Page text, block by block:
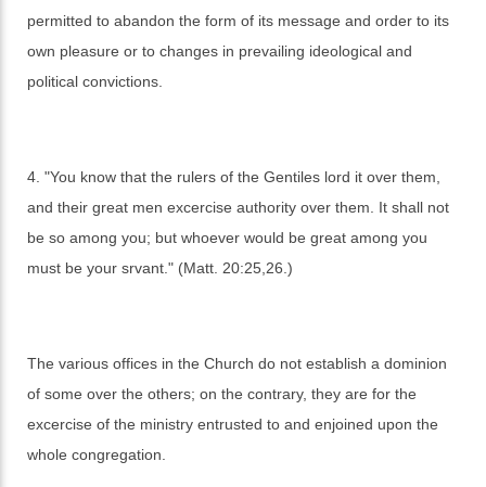
permitted to abandon the form of its message and order to its
own pleasure or to changes in prevailing ideological and
political convictions.
4. "You know that the rulers of the Gentiles lord it over them,
and their great men excercise authority over them. It shall not
be so among you; but whoever would be great among you
must be your srvant." (Matt. 20:25,26.)
The various offices in the Church do not establish a dominion
of some over the others; on the contrary, they are for the
excercise of the ministry entrusted to and enjoined upon the
whole congregation.